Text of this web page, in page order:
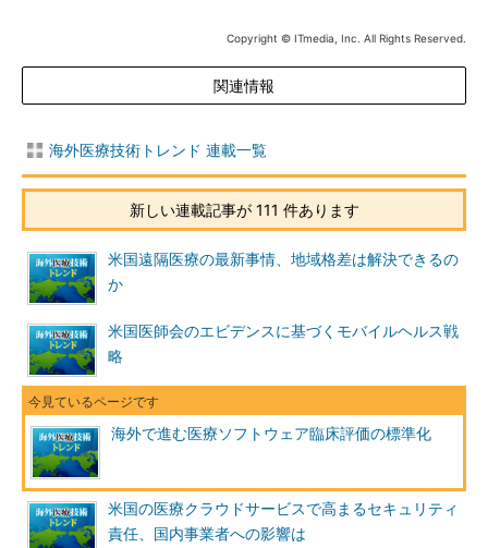
Copyright © ITmedia, Inc. All Rights Reserved.
関連情報
海外医療技術トレンド 連載一覧
新しい連載記事が 111 件あります
米国遠隔医療の最新事情、地域格差は解決できるの
か
米国医師会のエビデンスに基づくモバイルヘルス戦
略
海外で進む医療ソフトウェア臨床評価の標準化
米国の医療クラウドサービスで高まるセキュリティ
責任、国内事業者への影響は